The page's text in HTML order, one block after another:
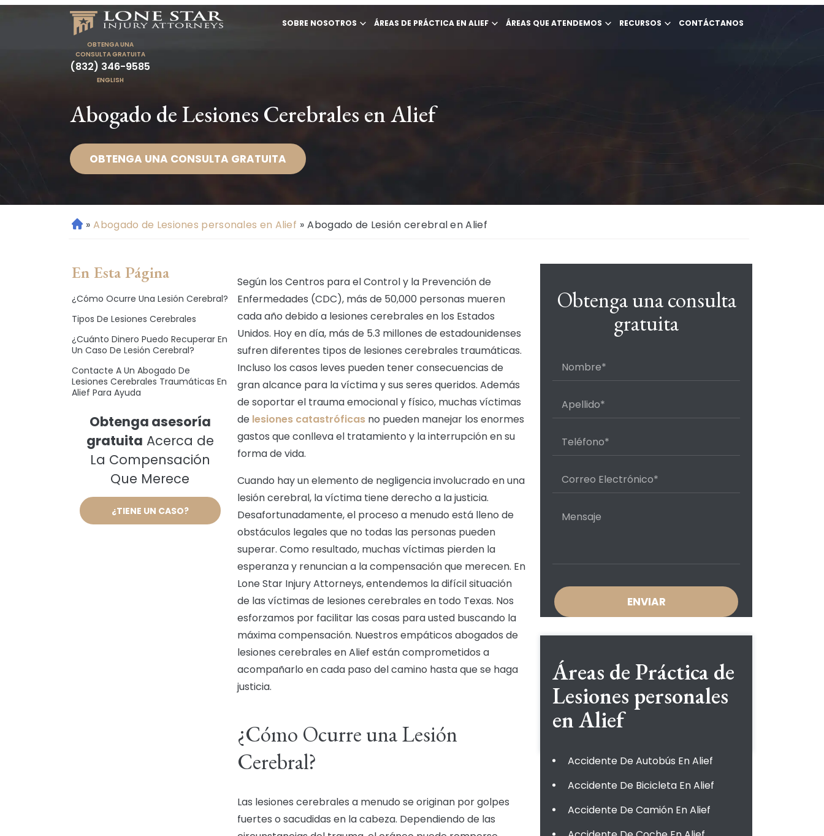
SOBRE NOSOTROS ÁREAS DE PRÁCTICA EN ALIEF ÁREAS QUE ATENDEMOS RECURSOS CONTÁCTANOS
OBTENGA UNA
CONSULTA GRATUITA
(832) 346-9585
ENGLISH
Abogado de Lesiones Cerebrales en Alief
OBTENGA UNA CONSULTA GRATUITA
Ini » Abogado de Lesiones personales en Alief » Abogado de Lesión cerebral en Alief
En Esta Página
¿Cómo Ocurre Una Lesión Cerebral?
Tipos De Lesiones Cerebrales
¿Cuánto Dinero Puedo Recuperar En
Un Caso De Lesión Cerebral?
Contacte A Un Abogado De
Lesiones Cerebrales Traumáticas En
Alief Para Ayuda
Obtenga asesoría
gratuita Acerca de
La Compensación
Que Merece
¿TIENE UN CASO?
Según los Centros para el Control y la Prevención de
Enfermedades (CDC), más de 50,000 personas mueren
cada año debido a lesiones cerebrales en los Estados
Unidos. Hoy en día, más de 5.3 millones de estadounidenses
sufren diferentes tipos de lesiones cerebrales traumáticas.
Incluso los casos leves pueden tener consecuencias de
gran alcance para la víctima y sus seres queridos. Además
de soportar el trauma emocional y físico, muchas víctimas
de lesiones catastróficas no pueden manejar los enormes
gastos que conlleva el tratamiento y la interrupción en su
forma de vida.
Cuando hay un elemento de negligencia involucrado en una
lesión cerebral, la víctima tiene derecho a la justicia.
Desafortunadamente, el proceso a menudo está lleno de
obstáculos legales que no todas las personas pueden
superar. Como resultado, muchas víctimas pierden la
esperanza y renuncian a la compensación que merecen. En
Lone Star Injury Attorneys, entendemos la difícil situación
de las víctimas de lesiones cerebrales en todo Texas. Nos
esforzamos por facilitar las cosas para usted buscando la
máxima compensación. Nuestros empáticos abogados de
lesiones cerebrales en Alief están comprometidos a
acompañarlo en cada paso del camino hasta que se haga
justicia.
¿Cómo Ocurre una Lesión
Cerebral?
Las lesiones cerebrales a menudo se originan por golpes
fuertes o sacudidas en la cabeza. Dependiendo de las
Obtenga una consulta
gratuita
Áreas de Práctica de
Lesiones personales
en Alief
Accidente De Autobús En Alief
Accidente De Bicicleta En Alief
Accidente De Camión En Alief